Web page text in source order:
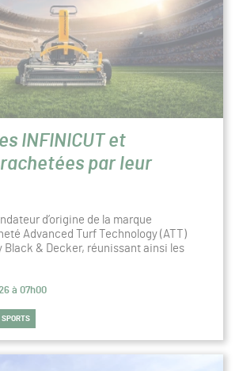
INFINICUT et
rachetées par leur
d’origine de la marque
Advanced Turf Technology (ATT)
Black & Decker, réunissant ainsi les
à 07h00
SPORTS